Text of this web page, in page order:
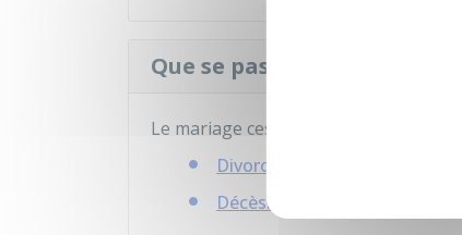
Que se passe-t-il quand le
Le mariage cesse dans les cas suivants :
Divorce
Décès.